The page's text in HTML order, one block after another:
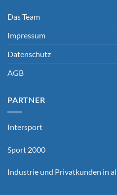
Das Team
Impressum
Datenschutz
AGB
PARTNER
Intersport
Sport 2000
Industrie und Privatkunden in